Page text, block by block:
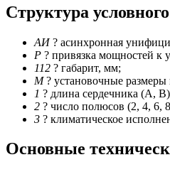
Структура
АИ? асинхронная
Р ? привязка мощностей к
112 ? габарит, мм;
M? установочные
1 ? длина сердечника (А,
2 ? число полюсов (2, 4, 6,
3 ? климатическое
Основные